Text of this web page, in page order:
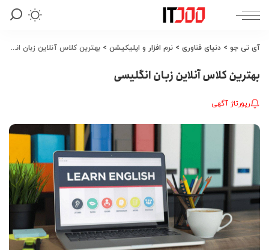
آی تی جو > دنیای فناوری > نرم افزار و اپلیکیشن > بهترین کلاس آنلاین زبان انگلیسی
بهترین کلاس آنلاین زبان انگلیسی
رپورتاژ آگهی